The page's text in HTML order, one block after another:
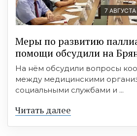
7 АВГУСТА
Меры по развитию
помощи обсудили на
На нём обсудили вопросы
между медицинскими
социальными службами и ...
Читать далее